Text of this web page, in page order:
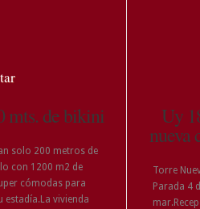
mts. de bikini
solo 200 metros de
con 1200 m2 de
cómodas para
vivienda
Uy
nueva
Torre
Parada 4